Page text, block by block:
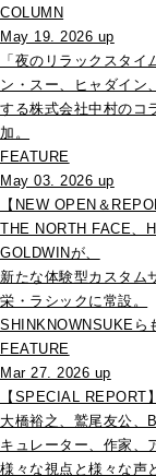
COLUMN
May 19. 2026 up
「夜のリラックスタ
ン・スー、ヒャダイン
する株式会社中村のコ
加。
FEATURE
May 03. 2026 up
【NEW OPEN＆
THE NORTH FACE、
GOLDWINが、
新たな体験型カスタム
栄・ラシックに常設。
SHINKNOWNSUKEら
FEATURE
Mar 27. 2026 up
【SPECIAL REPORT】
大橋裕之、鷲尾友公、
キュレーター、作家、
様々な視点と様々な声